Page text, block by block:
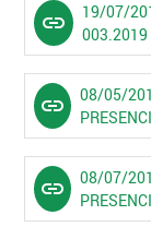
link
19/07/
003.2019
link
08/05/
link
08/07/